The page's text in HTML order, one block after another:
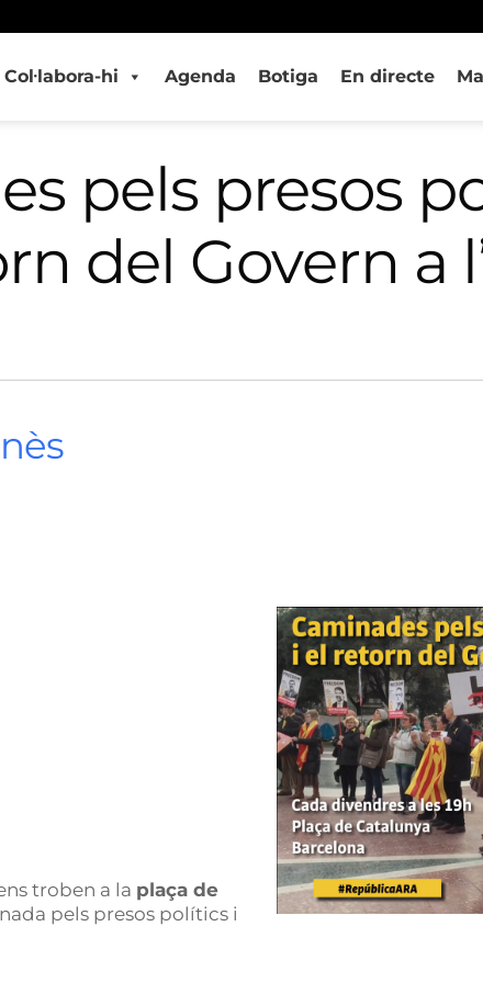
Col·labora-hi Agenda Botiga En directe
pels presos
del Govern a
troben a la plaça de
pels presos polítics i